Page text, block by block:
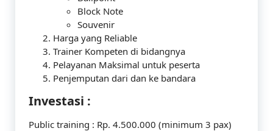
Block Note
Souvenir
Harga yang Reliable
Trainer Kompeten di bidangnya
Pelayanan Maksimal untuk peserta
Penjemputan dari dan ke bandara
Investasi :
Public training : Rp. 4.500.000 (minimum 3 pax)